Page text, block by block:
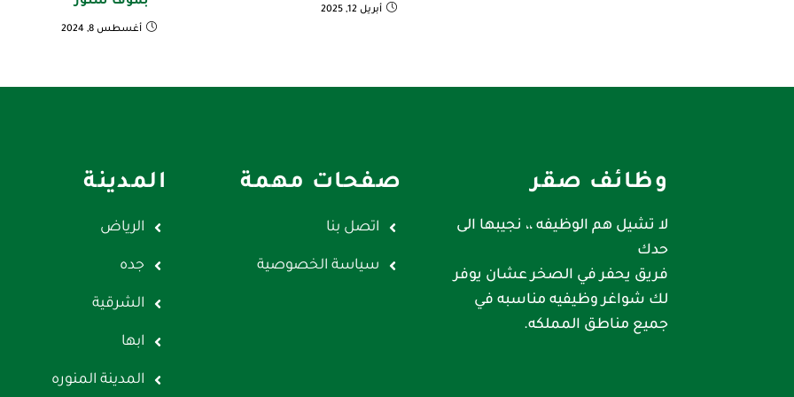
أغسطس 8, 2024
أبريل 12, 2025
وظائف صقر
لا تشيل هم الوظيفه ،، نجيبها الى
حدك
فريق يحفر في الصخر عشان يوفر
لك شواغر وظيفيه مناسبه في
جميع مناطق المملكه.
صفحات مهمة
اتصل بنا
سياسة الخصوصية
المدينة
الرياض
جده
الشرقية
ابها
المدينة المنوره